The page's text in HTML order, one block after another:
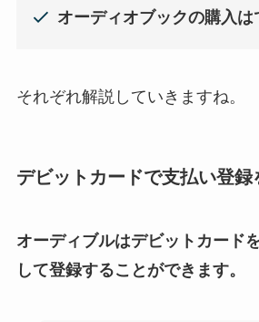
オーディオブックの購入は
それぞれ解説していきますね。
デビットカードで支払い登録
オーディブルはデビットカード
して登録することができます。